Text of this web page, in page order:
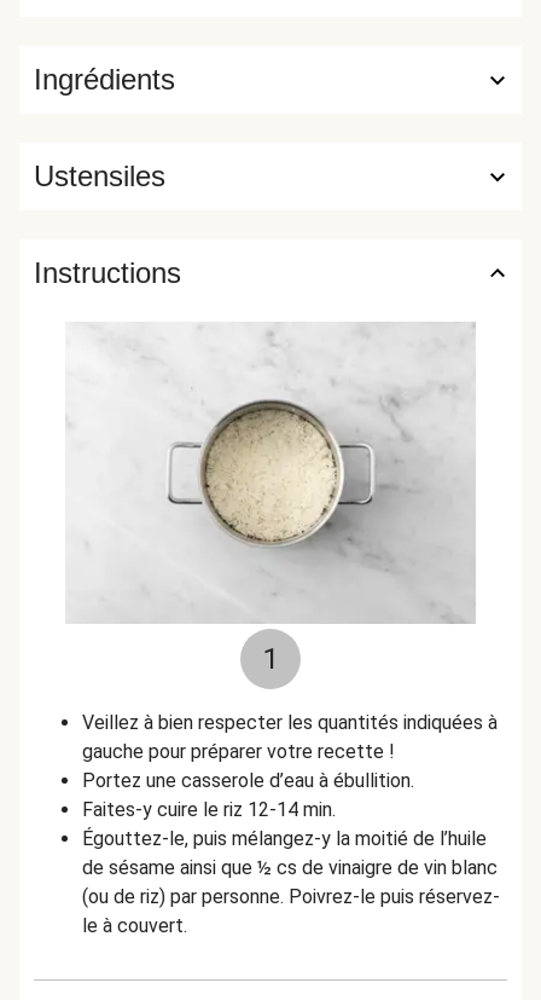
Ingrédients
Ustensiles
Instructions
1
Veillez à bien respecter les quantités indiquées à
gauche pour préparer votre recette !
Portez une casserole d’eau à ébullition.
Faites-y cuire le riz 12-14 min.
Égouttez-le, puis mélangez-y la moitié de l’huile
de sésame ainsi que ½ cs de vinaigre de vin blanc
(ou de riz) par personne. Poivrez-le puis réservez-
le à couvert.